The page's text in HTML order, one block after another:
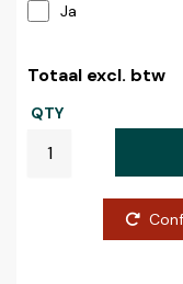
Ja
Totaal excl. btw
QTY